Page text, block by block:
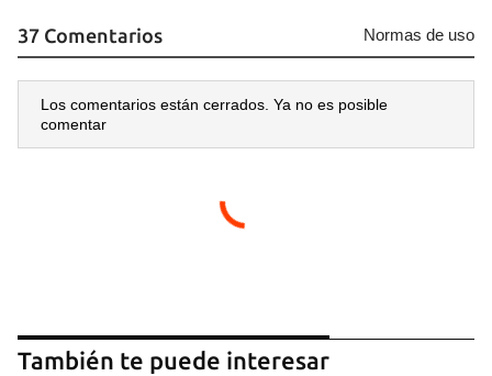
37 Comentarios Normas de uso
Los comentarios están cerrados. Ya no es posible
comentar
También te puede interesar